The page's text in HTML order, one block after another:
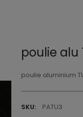
poulie alu
poulie aluminium
SKU: PATU3